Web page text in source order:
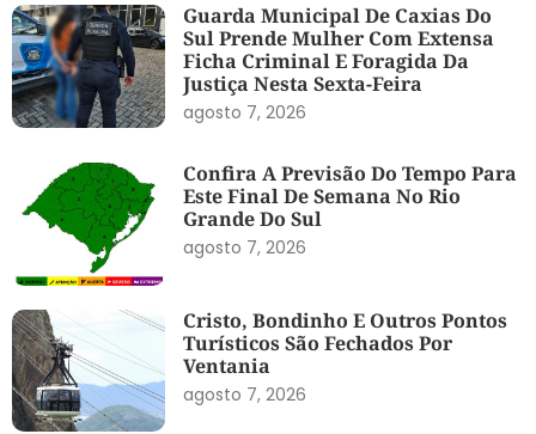
Guarda Municipal De Caxias Do
Sul Prende Mulher Com Extensa
Ficha Criminal E Foragida Da
Justiça Nesta Sexta-Feira
agosto 7, 2026
Confira A Previsão Do Tempo Para
Este Final De Semana No Rio
Grande Do Sul
agosto 7, 2026
Cristo, Bondinho E Outros Pontos
Turísticos São Fechados Por
Ventania
agosto 7, 2026